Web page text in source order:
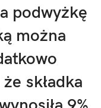
podwyżkę
można
składka